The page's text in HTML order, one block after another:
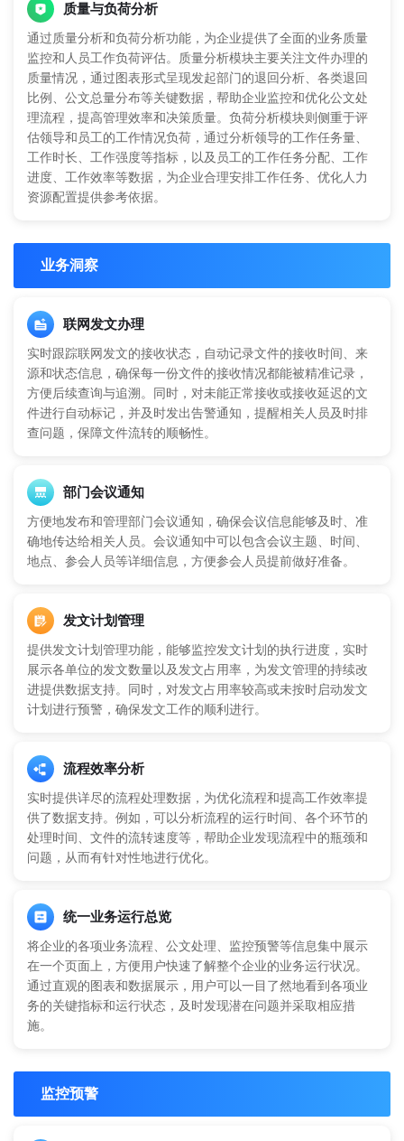
质量与负荷分析
通过质量分析和负荷分析功能，为企业提供了全面的业务质量
监控和人员工作负荷评估。质量分析模块主要关注文件办理的
质量情况，通过图表形式呈现发起部门的退回分析、各类退回
比例、公文总量分布等关键数据，帮助企业监控和优化公文处
理流程，提高管理效率和决策质量。负荷分析模块则侧重于评
估领导和员工的工作情况负荷，通过分析领导的工作任务量、
工作时长、工作强度等指标，以及员工的工作任务分配、工作
进度、工作效率等数据，为企业合理安排工作任务、优化人力
资源配置提供参考依据。
业务洞察
联网发文办理
实时跟踪联网发文的接收状态，自动记录文件的接收时间、来
源和状态信息，确保每一份文件的接收情况都能被精准记录，
方便后续查询与追溯。同时，对未能正常接收或接收延迟的文
件进行自动标记，并及时发出告警通知，提醒相关人员及时排
查问题，保障文件流转的顺畅性。
部门会议通知
方便地发布和管理部门会议通知，确保会议信息能够及时、准
确地传达给相关人员。会议通知中可以包含会议主题、时间、
地点、参会人员等详细信息，方便参会人员提前做好准备。
发文计划管理
提供发文计划管理功能，能够监控发文计划的执行进度，实时
展示各单位的发文数量以及发文占用率，为发文管理的持续改
进提供数据支持。同时，对发文占用率较高或未按时启动发文
计划进行预警，确保发文工作的顺利进行。
流程效率分析
实时提供详尽的流程处理数据，为优化流程和提高工作效率提
供了数据支持。例如，可以分析流程的运行时间、各个环节的
处理时间、文件的流转速度等，帮助企业发现流程中的瓶颈和
问题，从而有针对性地进行优化。
统一业务运行总览
将企业的各项业务流程、公文处理、监控预警等信息集中展示
在一个页面上，方便用户快速了解整个企业的业务运行状况。
通过直观的图表和数据展示，用户可以一目了然地看到各项业
务的关键指标和运行状态，及时发现潜在问题并采取相应措
施。
监控预警